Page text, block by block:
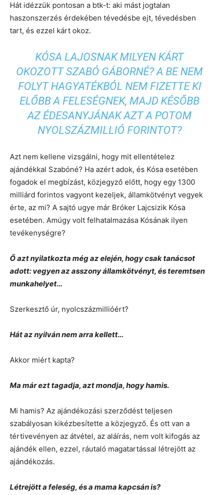
Hát idézzük pontosan a btk-t: aki mást jogtalan
haszonszerzés érdekében tévedésbe ejt, tévedésben
tart, és ezzel kárt okoz.
KÓSA LAJOSNAK MILYEN KÁRT
OKOZOTT SZABÓ GÁBORNÉ? A BE NEM
FOLYT HAGYATÉKBÓL NEM FIZETTE KI
ELŐBB A FELESÉGNEK, MAJD KÉSŐBB
AZ ÉDESANYJÁNAK AZT A POTOM
NYOLSZÁZMILLIÓ FORINTOT?
Azt nem kellene vizsgálni, hogy mit ellentételez
ajándékkal Szabóné? Ha azért adok, és Kósa esetében
fogadok el megbízást, közjegyző előtt, hogy egy 1300
milliárd forintos vagyont kezeljek, államkötvényt vegyek
érte, az mi? A sajtó ugye már Bróker Lajcsizik Kósa
esetében. Amúgy volt felhatalmazása Kósának ilyen
tevékenységre?
Ő azt nyilatkozta még az elején, hogy csak tanácsot
adott: vegyen az asszony államkötvényt, és teremtsen
munkahelyet…
Szerkesztő úr, nyolcszázmillióért?
Hát az nyilván nem arra kellett…
Akkor miért kapta?
Ma már ezt tagadja, azt mondja, hogy hamis.
Mi hamis? Az ajándékozási szerződést teljesen
szabályosan kikézbesítette a közjegyző. És ott van a
tértivevényen az átvétel, az aláírás, nem volt kifogás az
ajándék ellen, ezzel, ráutaló magatartással létrejött az
ajándékozás.
Létrejött a feleség, és a mama kapcsán is?